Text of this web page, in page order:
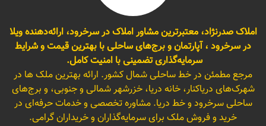
املاک صدرنژاد، معتبرترین مشاور املاک در سرخرود، ارائه‌دهنده ویلا
در سرخرود ، آپارتمان و برج‌های ساحلی با بهترین قیمت و شرایط
سرمایه‌گذاری تضمینی با امنیت کامل.
مرجع مطمئن در خط ساحلی شمال کشور. ارائه بهترین ملک ها در
شهرک‌های دریاکنار، خانه دریا، خزرشهر شمالی و جنوبی، و برج‌های
ساحلی سرخرود و خط دریا. مشاوره تخصصی و خدمات حرفه‌ای در
خرید و فروش ملک برای سرمایه‌گذاران و خریداران گرامی.